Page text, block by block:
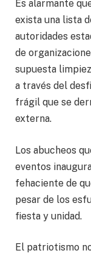
Es alarmante
exista una lista
autoridades
de
supuesta
a través del
frágil que se
externa.
Los abucheos
eventos
fehaciente de
pesar de los
fiesta y unidad.
El patriotismo